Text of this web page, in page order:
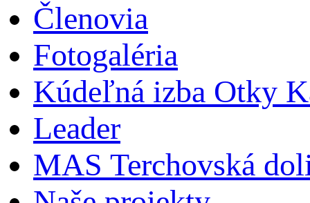
Členovia
Fotogaléria
Kúdeľná izba Otky
Leader
MAS Terchovská